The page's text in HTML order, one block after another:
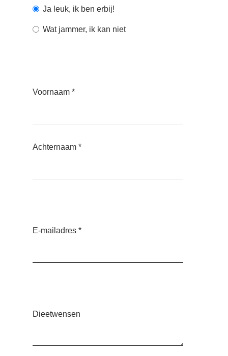
Ja leuk, ik ben erbij!
Wat jammer, ik kan niet
Voornaam *
Achternaam *
E-mailadres *
Dieetwensen